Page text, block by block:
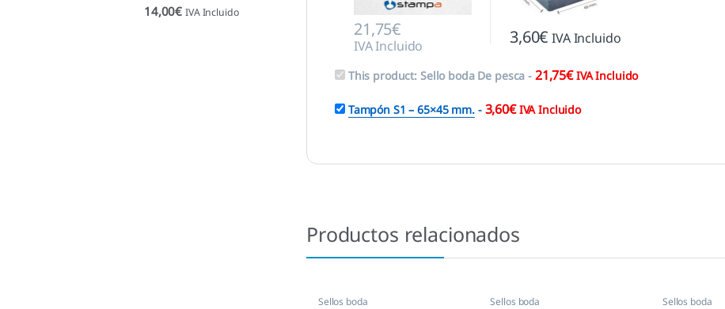
21,75€
IVA Incluido 3,60€ IVA Incluido
This product: Sello boda De pesca - 21,75€ IVA Incluido
Tampón S1 – 65×45 mm.- 3,60€ IVA Incluido
Productos relacionados
Sellos boda Sellos boda Sellos boda
14,00€ IVA Incluido